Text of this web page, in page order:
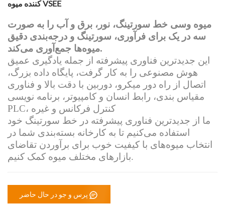
کننده میوه VSEE
میوه وسی خط سورتینگ، نور، برق و آب را به صورت
سه در یک برای فرآوری، سورتینگ و درجه‌بندی دقیق
میوه‌ها جمع‌آوری می‌کند.
این جدیدترین فناوری پیشرفته از جمله یادگیری عمیق
هوش مصنوعی را به کار گرفت، پایگاه داده بزرگ،
اتصال از راه دور میکرو، دوربین با دقت بالا و فناوری
مقیاس بندی، رابط انسان و کامپیوتر، برنامه نویسی
PLC، کنترل فرکانس و غیره
ما از جدیدترین فناوری پیشرفته در خط سورتینگ خود
استفاده می‌کنیم تا به کارخانه بسته‌بندی شما در
انتخاب میوه‌های با کیفیت خوب برای برآوردن تقاضای
بازارهای مختلف میوه کمک کنیم.
پرس و جو در حال حاضر